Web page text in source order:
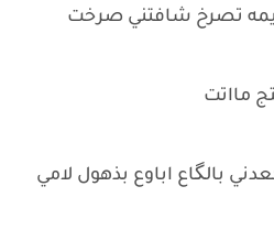
يمه تصرخ شافتني صرخت
مااتت
بالگاع اباوع بذهول لامي